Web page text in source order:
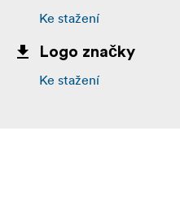
Ke stažení
Logo značky
Ke stažení